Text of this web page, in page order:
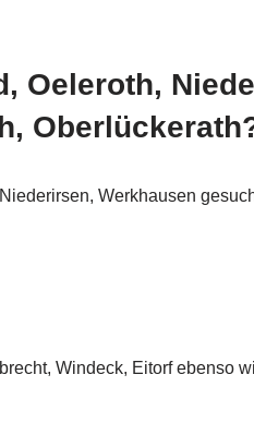
Oeleroth,
Werkhausen
Windeck, Eitorf ebenso